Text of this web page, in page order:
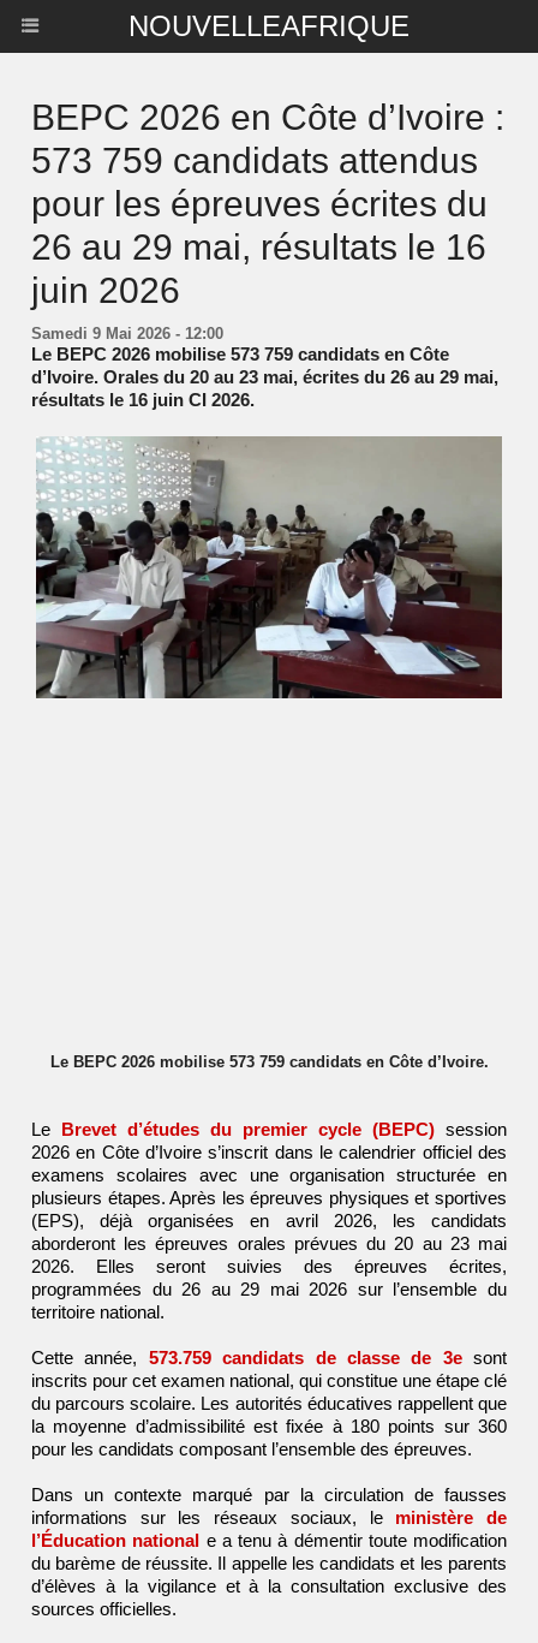
NOUVELLEAFRIQUE
BEPC 2026 en Côte d’Ivoire :
573 759 candidats attendus
pour les épreuves écrites du
26 au 29 mai, résultats le 16
juin 2026
Samedi 9 Mai 2026 - 12:00
Le BEPC 2026 mobilise 573 759 candidats en Côte
d’Ivoire. Orales du 20 au 23 mai, écrites du 26 au 29 mai,
résultats le 16 juin CI 2026.
Le BEPC 2026 mobilise 573 759 candidats en Côte d’Ivoire.
Le Brevet d’études du premier cycle (BEPC) session
2026 en Côte d’Ivoire s’inscrit dans le calendrier officiel des
examens scolaires avec une organisation structurée en
plusieurs étapes. Après les épreuves physiques et sportives
(EPS), déjà organisées en avril 2026, les candidats
aborderont les épreuves orales prévues du 20 au 23 mai
2026. Elles seront suivies des épreuves écrites,
programmées du 26 au 29 mai 2026 sur l’ensemble du
territoire national.
Cette année, 573.759 candidats de classe de 3e sont
inscrits pour cet examen national, qui constitue une étape clé
du parcours scolaire. Les autorités éducatives rappellent que
la moyenne d’admissibilité est fixée à 180 points sur 360
pour les candidats composant l’ensemble des épreuves.
Dans un contexte marqué par la circulation de fausses
informations sur les réseaux sociaux, le ministère de
l’Éducation national e a tenu à démentir toute modification
du barème de réussite. Il appelle les candidats et les parents
d’élèves à la vigilance et à la consultation exclusive des
sources officielles.